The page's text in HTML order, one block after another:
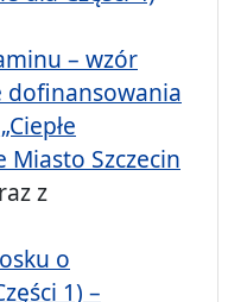
– wzór
dofinansowania
Miasto Szczecin
z
o
1) –